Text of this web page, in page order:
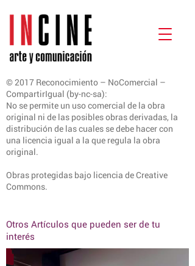
© 2017 Reconocimiento – NoComercial –
CompartirIgual (by-nc-sa):
No se permite un uso comercial de la obra
original ni de las posibles obras derivadas, la
distribución de las cuales se debe hacer con
una licencia igual a la que regula la obra
original.
Obras protegidas bajo licencia de Creative
Commons.
Otros Artículos que pueden ser de tu
interés